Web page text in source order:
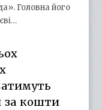
Головна його
за кошти